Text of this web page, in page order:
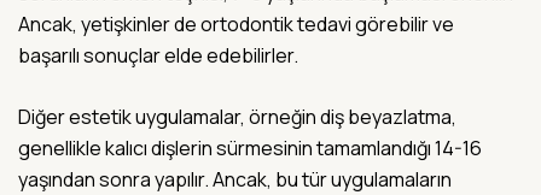
Ancak, yetişkinler de ortodontik tedavi görebilir ve
başarılı sonuçlar elde edebilirler.
Diğer estetik uygulamalar, örneğin diş beyazlatma,
genellikle kalıcı dişlerin sürmesinin tamamlandığı 14-16
yaşından sonra yapılır. Ancak, bu tür uygulamaların